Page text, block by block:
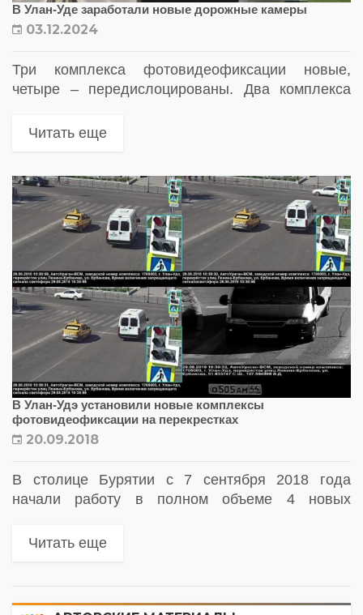
В Улан-Уде заработали новые дорожные камеры
03.12.2024
Три комплекса фотовидеофиксации новые,
четыре – передислоцированы. Два комплекса
Читать еще
В Улан-Удэ установили новые комплексы
фотовидеофиксации на перекрестках
20.09.2018
В столице Бурятии с 7 сентября 2018 года
начали работу в полном объеме 4 новых
нарушения правил дорожного движения на
Читать еще